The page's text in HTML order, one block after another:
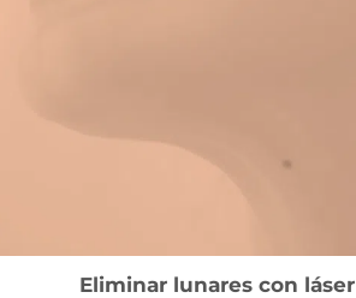
Eliminar lunares con láser